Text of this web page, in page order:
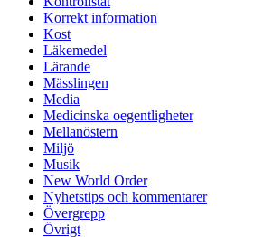
Korrekt information
Kost
Läkemedel
Lärande
Mässlingen
Media
Medicinska oegentligheter
Mellanöstern
Miljö
Musik
New World Order
Nyhetstips och kommentarer
Övergrepp
Övrigt